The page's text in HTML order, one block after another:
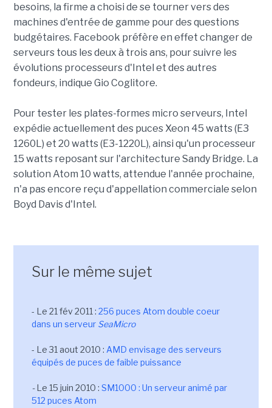
besoins, la firme a choisi de se tourner vers des
machines d'entrée de gamme pour des questions
budgétaires. Facebook préfère en effet changer de
serveurs tous les deux à trois ans, pour suivre les
évolutions processeurs d'Intel et des autres
fondeurs, indique Gio Coglitore.
Pour tester les plates-formes micro serveurs, Intel
expédie actuellement des puces Xeon 45 watts (E3
1260L) et 20 watts (E3-1220L), ainsi qu'un processeur
15 watts reposant sur l'architecture Sandy Bridge. La
solution Atom 10 watts, attendue l'année prochaine,
n'a pas encore reçu d'appellation commerciale selon
Boyd Davis d'Intel.
Sur le même sujet
- Le 21 fév 2011 : 256 puces Atom double coeur
dans un serveur SeaMicro
- Le 31 aout 2010 : AMD envisage des serveurs
équipés de puces de faible puissance
-Le 15 juin 2010 : SM1000 : Un serveur animé par
512 puces Atom